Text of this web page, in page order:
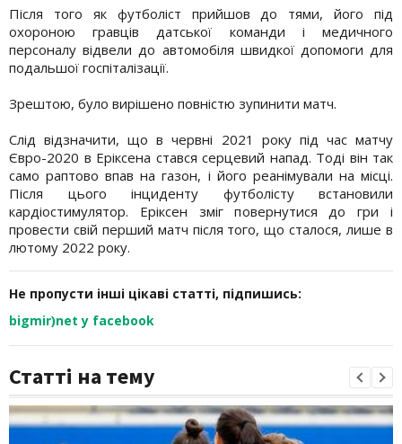
Після того як футболіст прийшов до тями, його під
охороною гравців датської команди і медичного
персоналу відвели до автомобіля швидкої допомоги для
подальшої госпіталізації.
Зрештою, було вирішено повністю зупинити матч.
Слід відзначити, що в червні 2021 року під час матчу
Євро-2020 в Еріксена стався серцевий напад. Тоді він так
само раптово впав на газон, і його реанімували на місці.
Після цього інциденту футболісту встановили
кардіостимулятор. Еріксен зміг повернутися до гри і
провести свій перший матч після того, що сталося, лише в
лютому 2022 року.
Не пропусти інші цікаві статті, підпишись:
bigmir)net у facebook
Статті на тему